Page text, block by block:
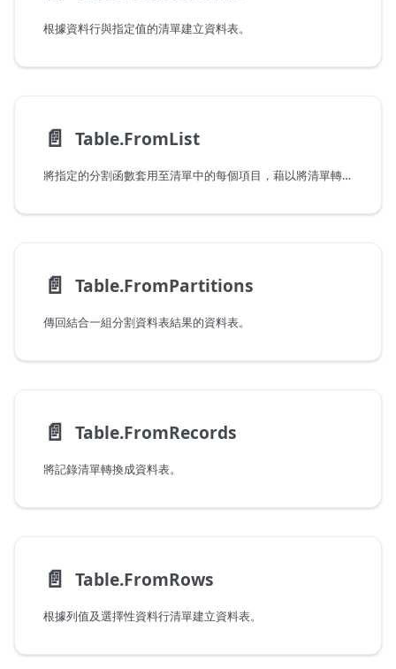
根據資料行與指定值的清單建立資料表。
📄️ Table.FromList
將指定的分割函數套用至清單中的每個項目，藉以將清單轉換成資料表。
📄️ Table.FromPartitions
傳回結合一組分割資料表結果的資料表。
📄️ Table.FromRecords
將記錄清單轉換成資料表。
📄️ Table.FromRows
根據列值及選擇性資料行清單建立資料表。